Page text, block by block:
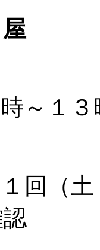
～１
回（